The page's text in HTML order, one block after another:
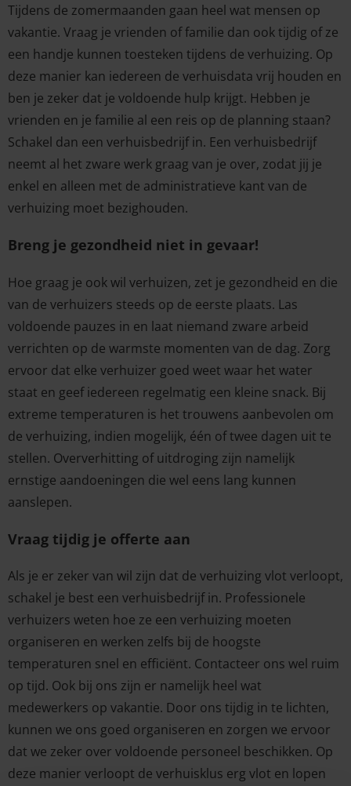
Tijdens de zomermaanden gaan heel wat mensen op
vakantie. Vraag je vrienden of familie dan ook tijdig of ze
een handje kunnen toesteken tijdens de verhuizing. Op
deze manier kan iedereen de verhuisdata vrij houden en
ben je zeker dat je voldoende hulp krijgt. Hebben je
vrienden en je familie al een reis op de planning staan?
Schakel dan een verhuisbedrijf in. Een verhuisbedrijf
neemt al het zware werk graag van je over, zodat jij je
enkel en alleen met de administratieve kant van de
verhuizing moet bezighouden.
Breng je gezondheid niet in gevaar!
Hoe graag je ook wil verhuizen, zet je gezondheid en die
van de verhuizers steeds op de eerste plaats. Las
voldoende pauzes in en laat niemand zware arbeid
verrichten op de warmste momenten van de dag. Zorg
ervoor dat elke verhuizer goed weet waar het water
staat en geef iedereen regelmatig een kleine snack. Bij
extreme temperaturen is het trouwens aanbevolen om
de verhuizing, indien mogelijk, één of twee dagen uit te
stellen. Oververhitting of uitdroging zijn namelijk
ernstige aandoeningen die wel eens lang kunnen
aanslepen.
Vraag tijdig je offerte aan
Als je er zeker van wil zijn dat de verhuizing vlot verloopt,
schakel je best een verhuisbedrijf in. Professionele
verhuizers weten hoe ze een verhuizing moeten
organiseren en werken zelfs bij de hoogste
temperaturen snel en efficiënt. Contacteer ons wel ruim
op tijd. Ook bij ons zijn er namelijk heel wat
medewerkers op vakantie. Door ons tijdig in te lichten,
kunnen we ons goed organiseren en zorgen we ervoor
dat we zeker over voldoende personeel beschikken. Op
deze manier verloopt de verhuisklus erg vlot en lopen